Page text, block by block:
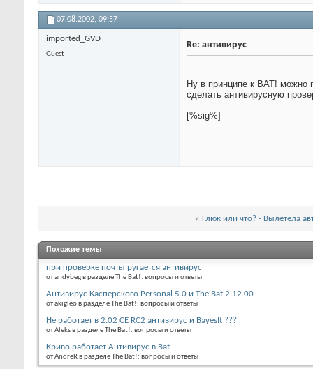
07.08.2002, 09:57
imported_GVD
Guest
Re: антивирус
Ну в принципе к ВАТ! можно
сделать антивирусную
[%sig%]
« Глюк или что? - Вылетела
Похожие темы
при проверке почты ругается антивирус
от andybeg в разделе The Bat!: вопросы и ответы
Антивирус Касперского Personal 5.0 и The Bat 2.12.00
от akigleo в разделе The Bat!: вопросы и ответы
Не работает в 2.02 CE RC2 антивирус и BayesIt ???
от Aleks в разделе The Bat!: вопросы и ответы
Криво работает Антивирус в Bat
от AndreR в разделе The Bat!: вопросы и ответы